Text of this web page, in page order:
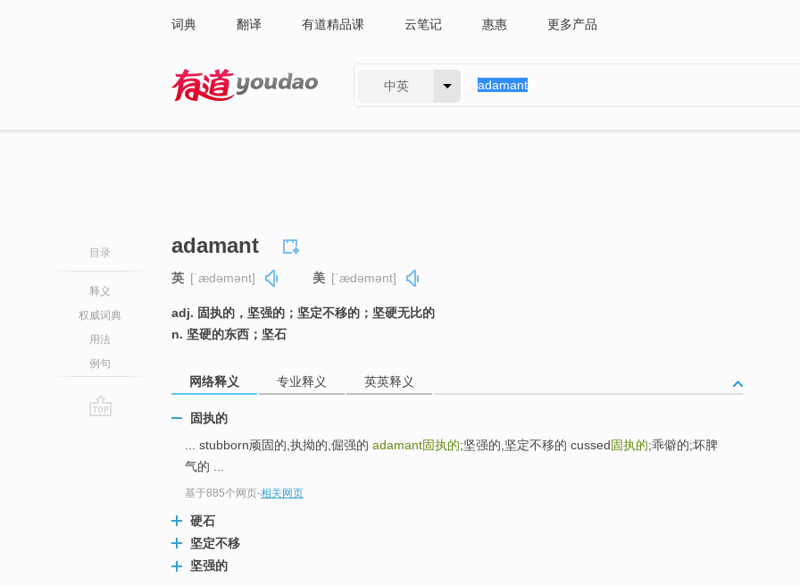
词典 翻译 有道精品课 云笔记 惠惠 更多产品
中英
目录
释义
权威词典
用法
例句
adamant
英 [ˈædəmənt] 美 [ˈædəmənt]
adj. 固执的，坚强的；坚定不移的；坚硬无比的
n. 坚硬的东西；坚石
网络释义 专业释义 英英释义
固执的
... stubborn顽固的,执拗的,倔强的 adamant固执的;坚强的,坚定不移的 cussed固执的;乖僻的;坏脾
气的 ...
基于885个网页-相关网页
硬石
坚定不移
坚强的